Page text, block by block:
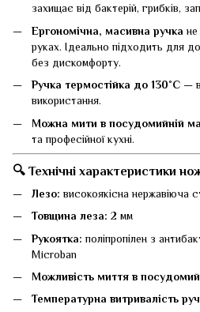
захищає від бактерій, грибків,
Ергономічна, масивна ручка не
руках. Ідеально підходить для
без дискомфорту.
Ручка термостійка до 130˚C —
використання.
Можна мити в посудомийній
та професійної кухні.
🔍 Технічні характеристики
Лезо: високоякісна нержавіюча
Товщина леза: 2 мм
Рукоятка: поліпропілен з
Microban
Можливість миття в
Температурна витривалість